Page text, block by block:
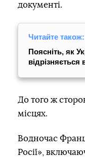
документі.
Читайте також:
Поясніть, як
відрізняється
До того ж
місцях.
Водночас
Росії»,